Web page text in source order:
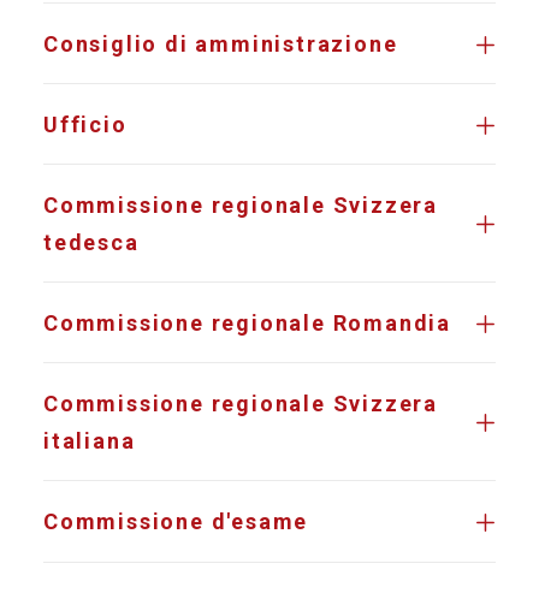
Consiglio di amministrazione
Ufficio
Commissione regionale Svizzera
tedesca
Commissione regionale Romandia
Commissione regionale Svizzera
italiana
Commissione d'esame